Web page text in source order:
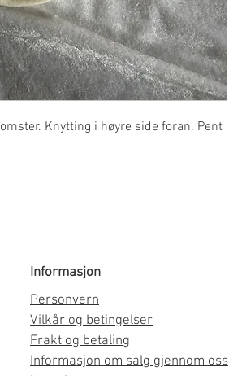
Knytting i høyre side foran. Pent
Informasjon
Personvern
Vilkår og betingelser
Frakt og betaling
Informasjon om salg gjennom oss